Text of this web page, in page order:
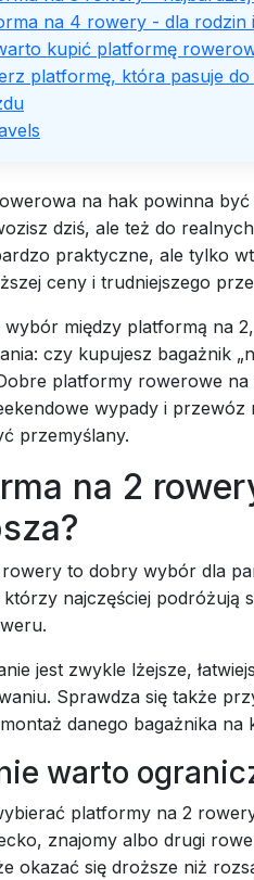
na 4 rowery - dla rodzin
kupić platformę
platformę, która pasuje
na hak powinna
dziś, ale też do
praktyczne, ale tylko
ceny i trudniejszego
między platformą na
czy kupujesz bagażnik
platformy rowerowe
wypady i
przemyślany.
na 2
to dobry wybór dla
najczęściej podróżują
jest zwykle lżejsze,
Sprawdza się także
danego bagażnika na
warto
platformy na 2
znajomy albo drugi
okazać się droższe niż